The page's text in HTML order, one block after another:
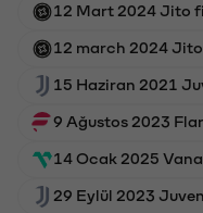
12 Mart 2024 Jito
12 march 2024
15 Haziran 2021
9 Ağustos 2023
14 Ocak 2025
29 Eylül 2023